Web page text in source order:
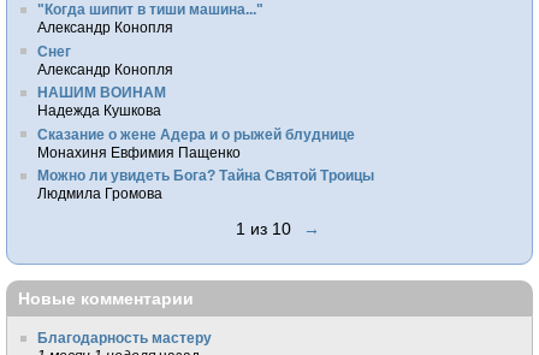
"Когда шипит в тиши машина..."
Александр Конопля
Снег
Александр Конопля
НАШИМ ВОИНАМ
Надежда Кушкова
Сказание о жене Адера и о рыжей блуднице
Монахиня Евфимия Пащенко
Можно ли увидеть Бога? Тайна Святой Троицы
Людмила Громова
1 из 10 →
Новые комментарии
Благодарность мастеру